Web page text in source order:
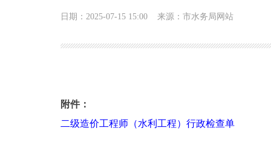
日期：2025-07-15 15:00 来源：市水务局网站
附件：
二级造价工程师（水利工程）行政检查单